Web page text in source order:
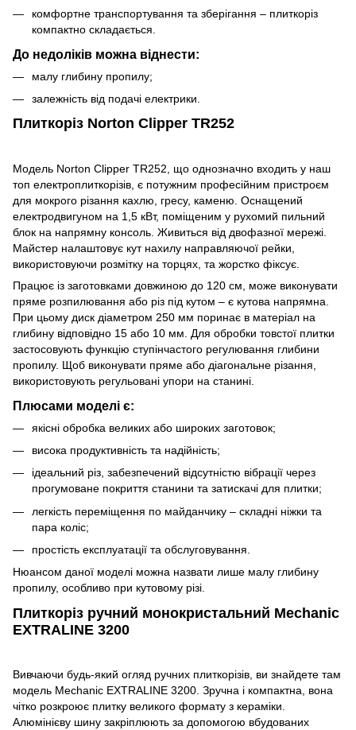
комфортне транспортування та зберігання – плиткоріз
компактно складається.
До недоліків можна віднести:
малу глибину пропилу;
залежність від подачі електрики.
Плиткоріз Norton Clipper TR252
Модель Norton Clipper TR252, що однозначно входить у наш
топ електроплиткорізів, є потужним професійним пристроєм
для мокрого різання кахлю, гресу, каменю. Оснащений
електродвигуном на 1,5 кВт, поміщеним у рухомий пильний
блок на напрямну консоль. Живиться від двофазної мережі.
Майстер налаштовує кут нахилу направляючої рейки,
використовуючи розмітку на торцях, та жорстко фіксує.
Працює із заготовками довжиною до 120 см, може виконувати
пряме розпилювання або різ під кутом – є кутова напрямна.
При цьому диск діаметром 250 мм поринає в матеріал на
глибину відповідно 15 або 10 мм. Для обробки товстої плитки
застосовують функцію ступінчастого регулювання глибини
пропилу. Щоб виконувати пряме або діагональне різання,
використовують регульовані упори на станині.
Плюсами моделі є:
якісні обробка великих або широких заготовок;
висока продуктивність та надійність;
ідеальний різ, забезпечений відсутністю вібрації через
прогумоване покриття станини та затискачі для плитки;
легкість переміщення по майданчику – складні ніжки та
пара коліс;
простість експлуатації та обслуговування.
Нюансом даної моделі можна назвати лише малу глибину
пропилу, особливо при кутовому різі.
Плиткоріз ручний монокристальний Mechanic
EXTRALINE 3200
Вивчаючи будь-який огляд ручних плиткорізів, ви знайдете там
модель Mechanic EXTRALINE 3200. Зручна і компактна, вона
чітко розкроює плитку великого формату з кераміки.
Алюмінієву шину закріплюють за допомогою вбудованих